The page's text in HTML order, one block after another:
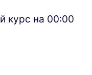
курс на 00:00